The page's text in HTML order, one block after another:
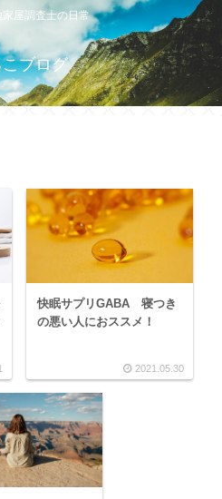
家屋調査士の日常
ブログ
快眠サプリGABA 寝つき
の悪い人におススメ！
2021.05.30